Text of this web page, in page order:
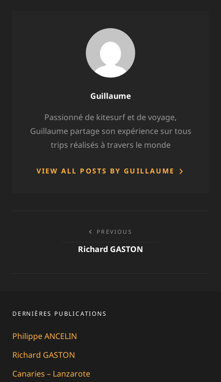
Author:
Guillaume
Passionné de kitesurf et de voyage,
Guillaume partage son expérience sur tous
trips réalisés à travers le monde
VIEW ALL POSTS BY GUILLAUME
NavigationPREVIOUS
Richard GASTON
DERNIÈRES PUBLICATIONS
Philippe ANCELIN
Richard GASTON
Canaries – Lanzarote